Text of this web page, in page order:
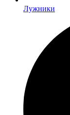
Лужники